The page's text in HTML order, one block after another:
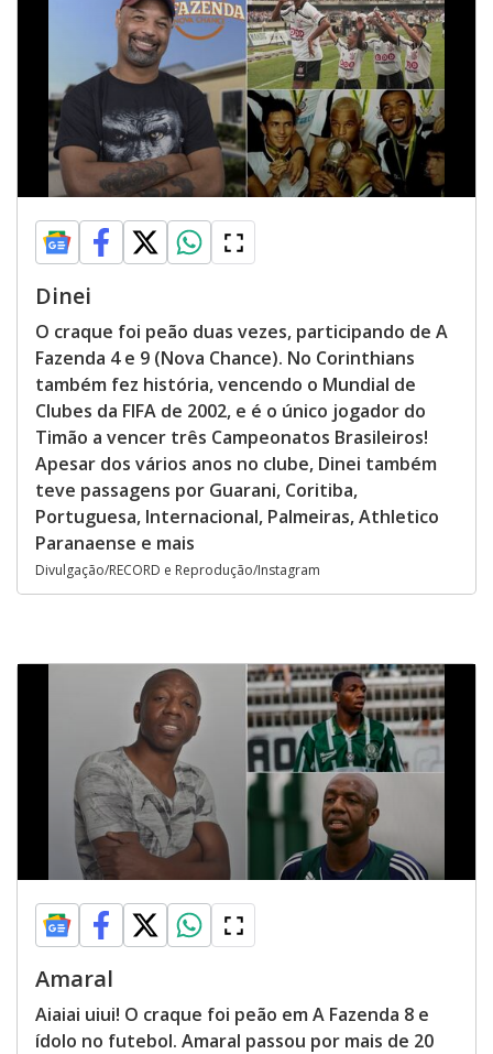
Dinei
O craque foi peão duas vezes, participando de A
Fazenda 4 e 9 (Nova Chance). No Corinthians
também fez história, vencendo o Mundial de
Clubes da FIFA de 2002, e é o único jogador do
Timão a vencer três Campeonatos Brasileiros!
Apesar dos vários anos no clube, Dinei também
teve passagens por Guarani, Coritiba,
Portuguesa, Internacional, Palmeiras, Athletico
Paranaense e mais
Divulgação/RECORD e Reprodução/Instagram
Amaral
Aiaiai uiui! O craque foi peão em A Fazenda 8 e
ídolo no futebol. Amaral passou por mais de 20